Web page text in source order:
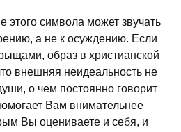
этого символа может звучать
а не к осуждению. Если
образ в христианской
внешняя неидеальность не
о чем постоянно говорит
Вам внимательнее
Вы оцениваете и себя, и